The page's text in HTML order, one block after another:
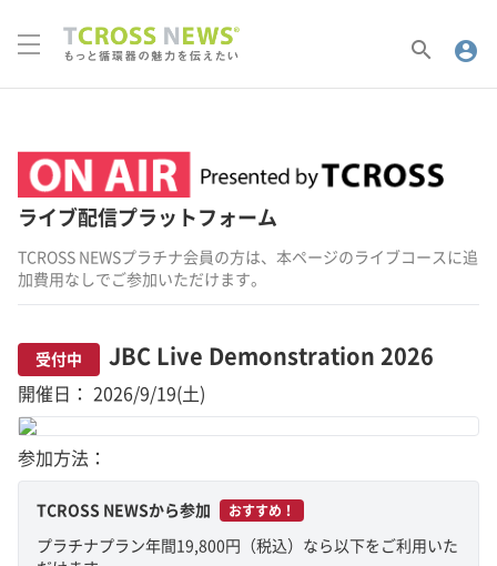
search account_circle
ライブ配信プラットフォーム
TCROSS NEWSプラチナ会員の方は、本ページのライブコースに追
加費用なしでご参加いただけます。
受付中 JBC Live Demonstration 2026
開催日： 2026/9/19(土)
参加方法：
TCROSS NEWSから参加 おすすめ！
プラチナプラン年間19,800円（税込）なら以下をご利用いた